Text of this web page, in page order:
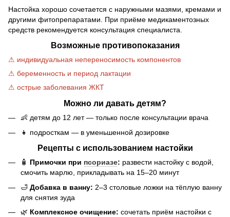
Настойка хорошо сочетается с наружными мазями, кремами и
другими фитопрепаратами. При приёме медикаментозных
средств рекомендуется консультация специалиста.
Возможные противопоказания
⚠ индивидуальная непереносимость компонентов
⚠ беременность и период лактации
⚠ острые заболевания ЖКТ
Можно ли давать детям?
👶 детям до 12 лет — только после консультации врача
👧 подросткам — в уменьшенной дозировке
Рецепты с использованием настойки
🧴 Примочки при псориазе: развести настойку с водой,
смочить марлю, прикладывать на 15–20 минут
🛁 Добавка в ванну: 2–3 столовые ложки на тёплую ванну
для снятия зуда
🌿 Комплексное очищение: сочетать приём настойки с